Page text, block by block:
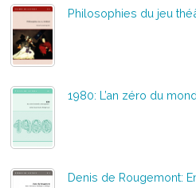
Philosophies du jeu
1980: L’an zéro du
Denis de Rougemont: